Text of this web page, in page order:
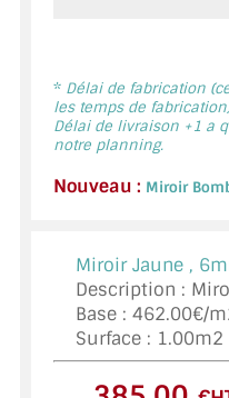
MIROIR POUR SALLE
MIROIR POUR SALLE
MIROIR ENCADRÉ
VERRE SUR MESURE
VERRE EXTRACLAIR
* Délai de fabrication
les temps de
Délai de livraison +1 a
notre planning.
Nouveau : Miroir
Miroir Jaune ,
Description :
Base : 462.00€/
Surface : 1.00